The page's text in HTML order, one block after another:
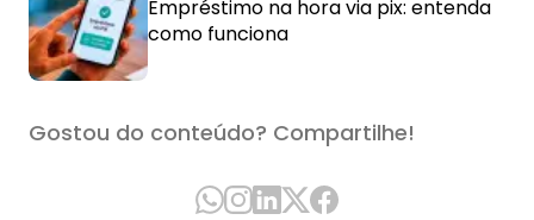
Empréstimo na hora via pix: entenda
como funciona
Gostou do conteúdo? Compartilhe!